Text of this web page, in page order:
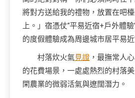
將對方送給我的禮物，放置在吧
上。」宿憑仗“平易近宿+戶外體
的度假體驗成為周邊城市居平易近
村落炊火氣見證 ，最撫常人
的花費場景，一處處熱烈的村落
閑農業的微弱活氣與遼闊潛力。